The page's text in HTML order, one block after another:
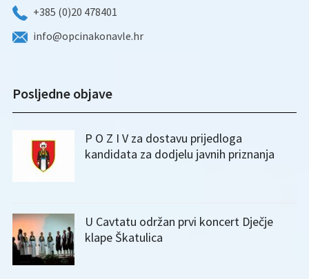
+385 (0)20 478401
info@opcinakonavle.hr
Posljedne objave
P O Z I V za dostavu prijedloga
kandidata za dodjelu javnih priznanja
U Cavtatu održan prvi koncert Dječje
klape Škatulica